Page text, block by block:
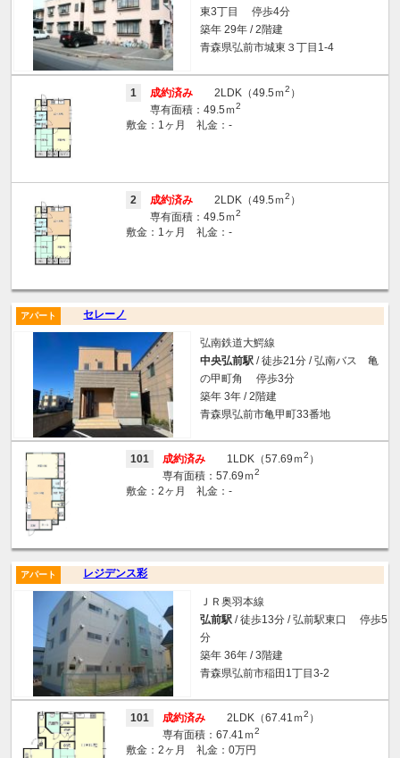
東3丁目 停歩4分
築年 29年 / 2階建
青森県弘前市城東３丁目1-4
1 成約済み 2LDK（49.5ｍ2 ）
専有面積：49.5ｍ2
敷金：1ヶ月 礼金：-
2 成約済み 2LDK（49.5ｍ2 ）
専有面積：49.5ｍ2
敷金：1ヶ月 礼金：-
セレーノ
アパート
弘南鉄道大鰐線
中央弘前駅 / 徒歩21分 / 弘南バス 亀
の甲町角 停歩3分
築年 3年 / 2階建
青森県弘前市亀甲町33番地
101 成約済み 1LDK（57.69ｍ2 ）
専有面積：57.69ｍ2
敷金：2ヶ月 礼金：-
レジデンス彩
アパート
ＪＲ奥羽本線
弘前駅 / 徒歩13分 / 弘前駅東口 停歩5
分
築年 36年 / 3階建
青森県弘前市稲田1丁目3-2
101 成約済み 2LDK（67.41ｍ2 ）
専有面積：67.41ｍ2
敷金：2ヶ月 礼金：0万円